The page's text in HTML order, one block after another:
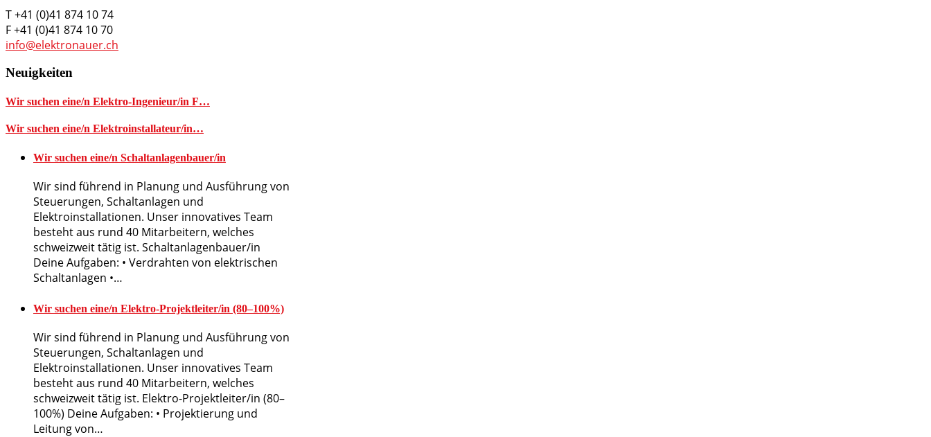
T +41 (0)41 874 10 74
F +41 (0)41 874 10 70
info@elektronauer.ch
Neuigkeiten
Wir suchen eine/n Elektro-Ingenieur/in F…
Wir suchen eine/n Elektroinstallateur/in…
Wir suchen eine/n Schaltanlagenbauer/in
Wir sind führend in Planung und Ausführung von
Steuerungen, Schaltanlagen und
Elektroinstallationen. Unser innovatives Team
besteht aus rund 40 Mitarbeitern, welches
schweizweit tätig ist. Schaltanlagenbauer/in
Deine Aufgaben: • Verdrahten von elektrischen
Schaltanlagen •…
Wir suchen eine/n Elektro-Projektleiter/in (80–100%)
Wir sind führend in Planung und Ausführung von
Steuerungen, Schaltanlagen und
Elektroinstallationen. Unser innovatives Team
besteht aus rund 40 Mitarbeitern, welches
schweizweit tätig ist. Elektro-Projektleiter/in (80–
100%) Deine Aufgaben: • Projektierung und
Leitung von…